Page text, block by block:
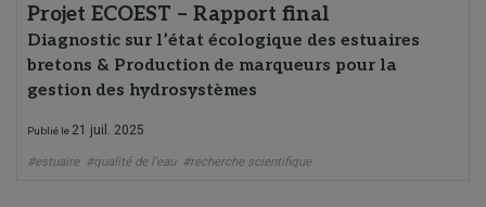
Projet ECOEST – Rapport final
Diagnostic sur l’état écologique des estuaires
bretons & Production de marqueurs pour la
gestion des hydrosystèmes
Publié le 21 juil. 2025
#estuaire #qualité de l'eau #recherche scientifique